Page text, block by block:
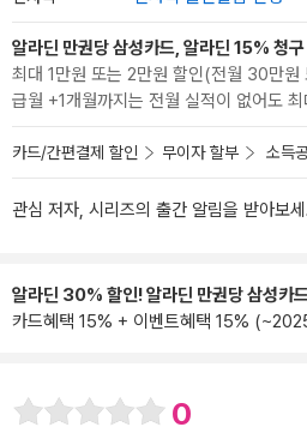
알라딘 만권당 삼성카드, 알라딘 15% 청
최대 1만원 또는 2만원 할인(전월 30만
급월 +1개월까지는 전월 실적이 없어도
카드/간편결제 할인 무이자 할부 소득
관심 저자, 시리즈의 출간 알림을 받아보
알라딘 30% 할인! 알라딘 만권당 삼성카
카드혜택 15% + 이벤트혜택 15%
0